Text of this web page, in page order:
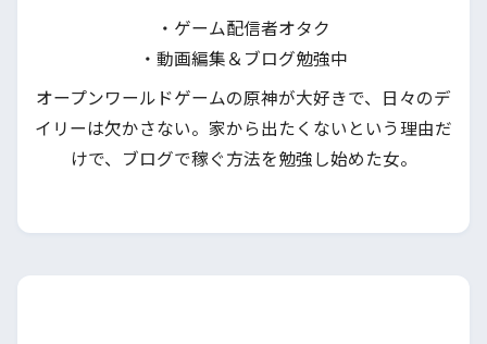
・ゲーム配信者オタク
・動画編集＆ブログ勉強中
オープンワールドゲームの原神が大好きで、日々のデ
イリーは欠かさない。家から出たくないという理由だ
けで、ブログで稼ぐ方法を勉強し始めた女。